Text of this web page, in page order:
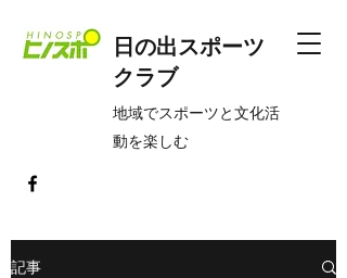
日の出スポーツ
クラブ
​地域でスポーツと文化活
動を楽しむ
記事